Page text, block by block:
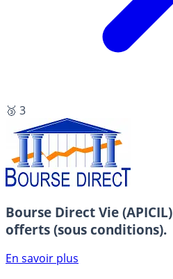
🥉 3
Bourse Direct Vie (APICIL)
offerts (sous conditions).
En savoir plus